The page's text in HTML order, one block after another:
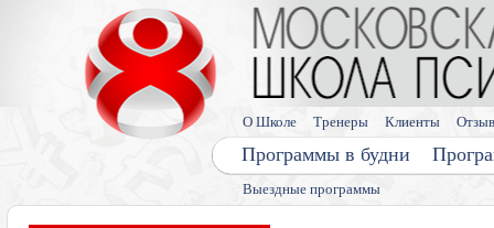
Выездные программы
Программы в будни
О Школе Тренеры Клиенты